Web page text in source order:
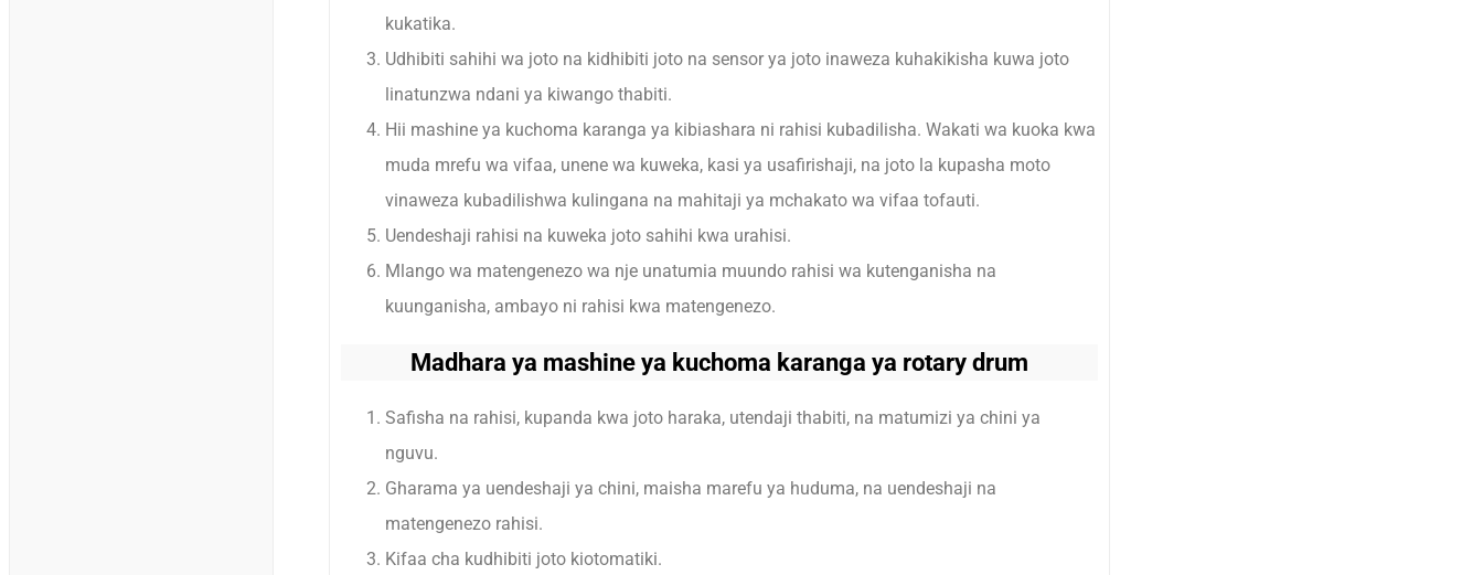
kukatika.
Udhibiti sahihi wa joto na kidhibiti joto na sensor ya joto inaweza kuhakikisha kuwa joto
linatunzwa ndani ya kiwango thabiti.
Hii mashine ya kuchoma karanga ya kibiashara ni rahisi kubadilisha. Wakati wa kuoka kwa
muda mrefu wa vifaa, unene wa kuweka, kasi ya usafirishaji, na joto la kupasha moto
vinaweza kubadilishwa kulingana na mahitaji ya mchakato wa vifaa tofauti.
Uendeshaji rahisi na kuweka joto sahihi kwa urahisi.
Mlango wa matengenezo wa nje unatumia muundo rahisi wa kutenganisha na
kuunganisha, ambayo ni rahisi kwa matengenezo.
Madhara ya mashine ya kuchoma karanga ya rotary drum
Safisha na rahisi, kupanda kwa joto haraka, utendaji thabiti, na matumizi ya chini ya
nguvu.
Gharama ya uendeshaji ya chini, maisha marefu ya huduma, na uendeshaji na
matengenezo rahisi.
Kifaa cha kudhibiti joto kiotomatiki.